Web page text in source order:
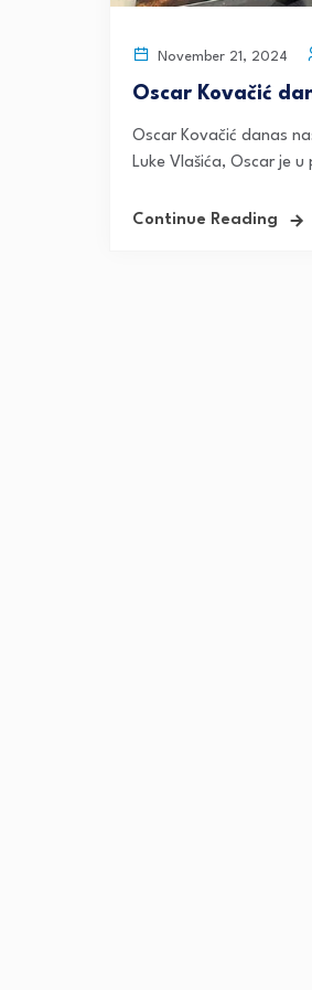
November 21, 2024
Oscar Kovačić
Oscar Kovačić danas
Luke Vlašića, Oscar je
Continue Reading